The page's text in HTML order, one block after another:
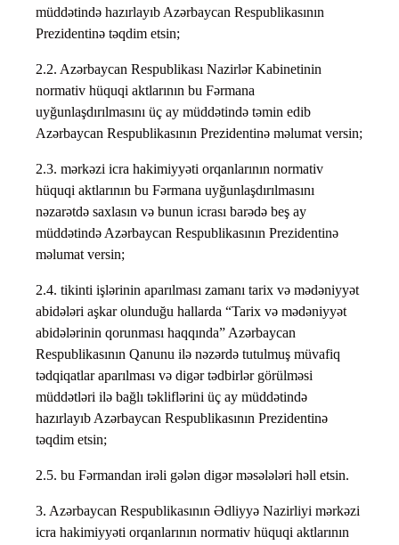
müddətində hazırlayıb Azərbaycan Respublikasının
Prezidentinə təqdim etsin;
2.2. Azərbaycan Respublikası Nazirlər Kabinetinin
normativ hüquqi aktlarının bu Fərmana
uyğunlaşdırılmasını üç ay müddətində təmin edib
Azərbaycan Respublikasının Prezidentinə məlumat versin;
2.3. mərkəzi icra hakimiyyəti orqanlarının normativ
hüquqi aktlarının bu Fərmana uyğunlaşdırılmasını
nəzarətdə saxlasın və bunun icrası barədə beş ay
müddətində Azərbaycan Respublikasının Prezidentinə
məlumat versin;
2.4. tikinti işlərinin aparılması zamanı tarix və mədəniyyət
abidələri aşkar olunduğu hallarda “Tarix və mədəniyyət
abidələrinin qorunması haqqında” Azərbaycan
Respublikasının Qanunu ilə nəzərdə tutulmuş müvafiq
tədqiqatlar aparılması və digər tədbirlər görülməsi
müddətləri ilə bağlı təkliflərini üç ay müddətində
hazırlayıb Azərbaycan Respublikasının Prezidentinə
təqdim etsin;
2.5. bu Fərmandan irəli gələn digər məsələləri həll etsin.
3. Azərbaycan Respublikasının Ədliyyə Nazirliyi mərkəzi
icra hakimiyyəti orqanlarının normativ hüquqi aktlarının